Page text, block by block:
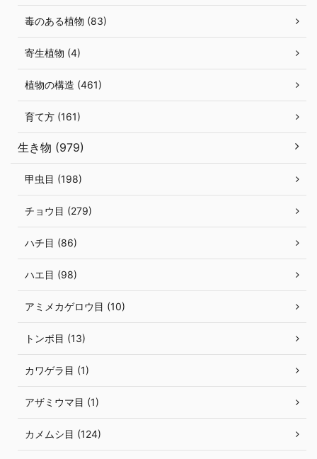
毒のある植物 (83)
寄生植物 (4)
植物の構造 (461)
育て方 (161)
生き物 (979)
甲虫目 (198)
チョウ目 (279)
ハチ目 (86)
ハエ目 (98)
アミメカゲロウ目 (10)
トンボ目 (13)
カワゲラ目 (1)
アザミウマ目 (1)
カメムシ目 (124)